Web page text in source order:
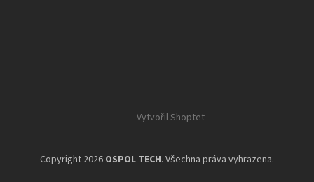
Vytvořil Shoptet
Copyright 2026 OSPOL TECH. Všechna práva vyhrazena.